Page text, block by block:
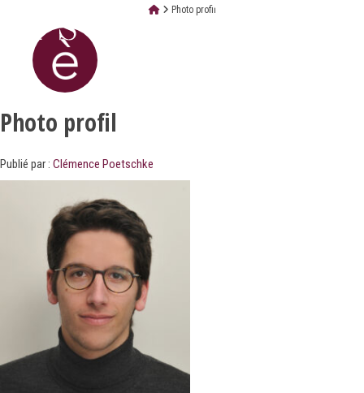
Photo profil
Photo profil
Publié par : Clémence Poetschke